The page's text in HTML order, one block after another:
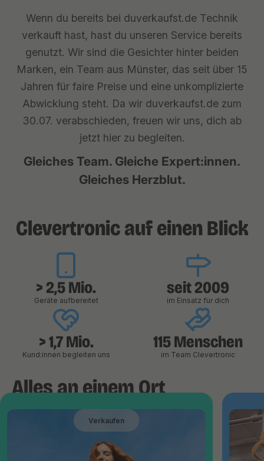
Wenn du bereits bei duverkaufst.de Technik
verkauft hast, hast du unseren Service bereits
genutzt. Wir sind die Gesichter hinter beiden
Marken, ein Team aus Münster, das seit über 15
Jahren für faire Preise und eine unkomplizierte
Abwicklung steht. Da wir duverkaufst.de zum
30.07. verabschieden, freuen wir uns, dich ab
jetzt hier zu begleiten.
Gleiches Team. Gleiche Expert:innen.
Gleiches Herzblut.
Clevertronic auf einen Blick
> 2,5 Mio.
Geräte aufbereitet
seit 2009
im Einsatz für dich
> 1,7 Mio.
Kund:innen begleiten uns
115 Menschen
im Team Clevertronic
Alles an einem Ort
Verkaufen